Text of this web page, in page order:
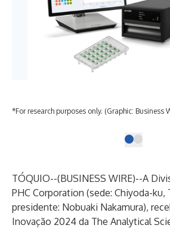
*For research purposes only. (Graphic: Business
TÓQUIO--(BUSINESS WIRE)--A
PHC Corporation (sede: Chiyoda-ku,
presidente: Nobuaki Nakamura),
Inovação 2024 da The Analytical